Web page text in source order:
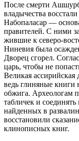
После смерти
владычества
Набопаласар —
правителей. С ними
жившие к северо-
Ниневия была
Дворец сгорел.
царь, чтобы не
Великая ассирийская
ведь глиняные книги
обжига. Археологам
табличек и
найденных в
восстановили
клинописных книг.